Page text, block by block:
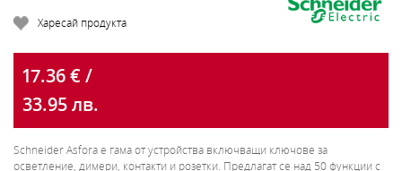
Харесай продукта
17.36 € /
33.95 лв.
Schneider Asfora e гама от устройства включващи ключове за
осветление, димери, контакти и розетки. Предлагат се над 50 функции с